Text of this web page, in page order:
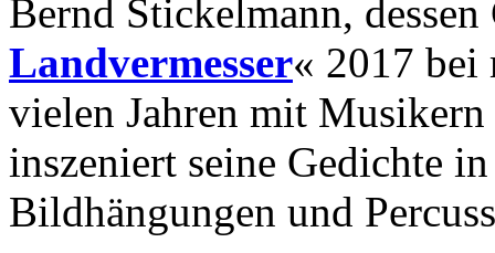
Bernd Stickelmann,
Landvermesser« 2017 bei
vielen Jahren mit
inszeniert seine Gedichte
Bildhängungen und